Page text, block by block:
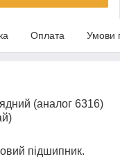
Оплата Умови
(аналог 6316)
підшипник.